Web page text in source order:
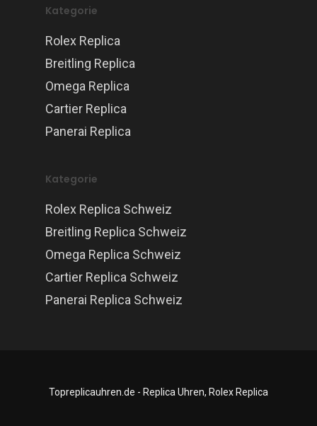
Kategorie
Rolex Replica
Breitling Replica
Omega Replica
Cartier Replica
Panerai Replica
Kategorie
Rolex Replica Schweiz
Breitling Replica Schweiz
Omega Replica Schweiz
Cartier Replica Schweiz
Panerai Replica Schweiz
Topreplicauhren.de - Replica Uhren, Rolex Replica